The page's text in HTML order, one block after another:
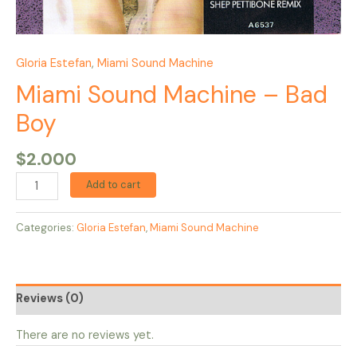
Gloria Estefan, Miami Sound Machine
Miami Sound Machine – Bad
Boy
$2.000
Add to cart
Categories: Gloria Estefan,Miami Sound Machine
Reviews (0)
There are no reviews yet.